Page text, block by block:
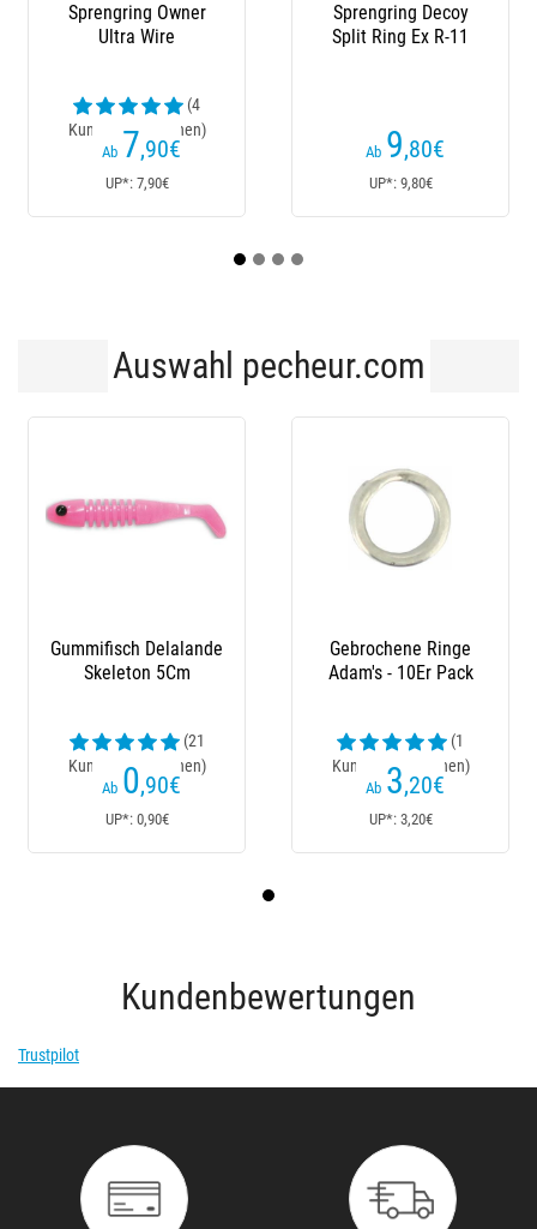
Decoy
Ring Ex R-11
Splitringe Vmc 3562
Heavy Duty Bent Split
Auswahl pecheur.com
Gummifisch Delalande
Skeleton 5Cm
(21
Kundenrezensionen)
Ab 0,90€
UP*: 0,90€
Gebrochene Ringe
Adam's - 10Er Pack
(1
Kundenrezensionen)
Ab 3,20€
UP*: 3,20€
Kundenbewertungen
Trustpilot